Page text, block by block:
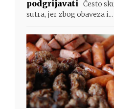
podgrijavati Često
sutra, jer zbog obaveza i...